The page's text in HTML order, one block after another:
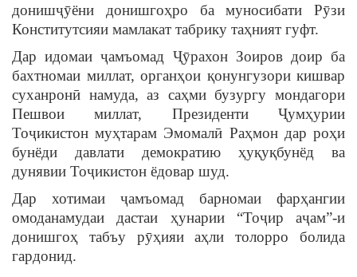
донишҷӯёни донишгоҳро ба муносибати Рӯзи
Конститутсияи мамлакат табрику таҳният гуфт.
Дар идомаи ҷамъомад Ҷӯрахон Зоиров доир ба
бахтномаи миллат, органҳои қонунгузори кишвар
суханронӣ намуда, аз саҳми бузургу мондагори
Пешвои миллат, Президенти Ҷумҳурии
Тоҷикистон муҳтарам Эмомалӣ Раҳмон дар роҳи
бунёди давлати демократию ҳуқуқбунёд ва
дунявии Тоҷикистон ёдовар шуд.
Дар хотимаи ҷамъомад барномаи фарҳангии
омоданамудаи дастаи ҳунарии “Тоҷир аҷам”-и
донишгоҳ табъу рӯҳияи аҳли толорро болида
гардонид.